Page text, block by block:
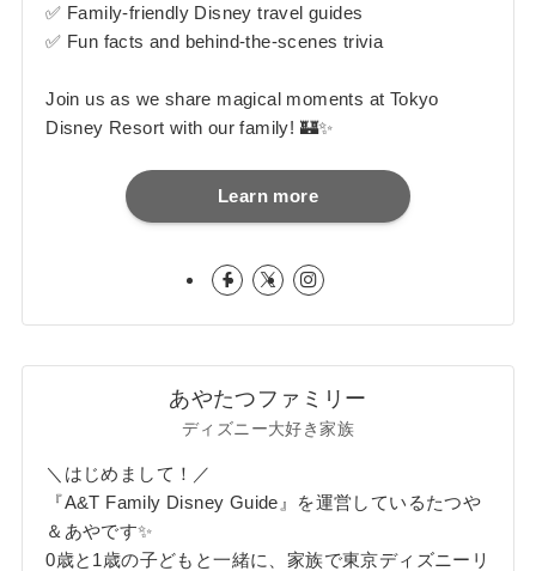
✅ Family-friendly Disney travel guides
✅ Fun facts and behind-the-scenes trivia
Join us as we share magical moments at Tokyo
Disney Resort with our family! 🏰✨
Learn more
あやたつファミリー
ディズニー大好き家族
＼はじめまして！／
『A&T Family Disney Guide』を運営しているたつや
＆あやです✨
0歳と1歳の子どもと一緒に、家族で東京ディズニーリ